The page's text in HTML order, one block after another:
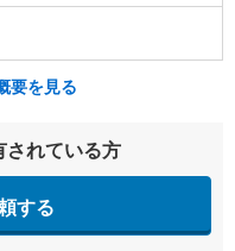
要を見る
されている方
する